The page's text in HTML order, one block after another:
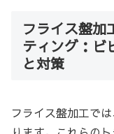
フライス盤加
ティング：ビ
と対策
フライス盤加工で